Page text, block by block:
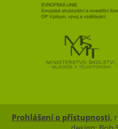
Prohlášení o přístupnosti,